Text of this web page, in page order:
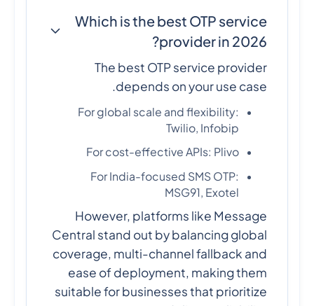
Which is the best OTP service
provider in 2026?
The best OTP service provider
depends on your use case.
For global scale and flexibility:
Twilio, Infobip
For cost-effective APIs: Plivo
For India-focused SMS OTP:
MSG91, Exotel
However, platforms like Message
Central stand out by balancing global
coverage, multi-channel fallback and
ease of deployment, making them
suitable for businesses that prioritize